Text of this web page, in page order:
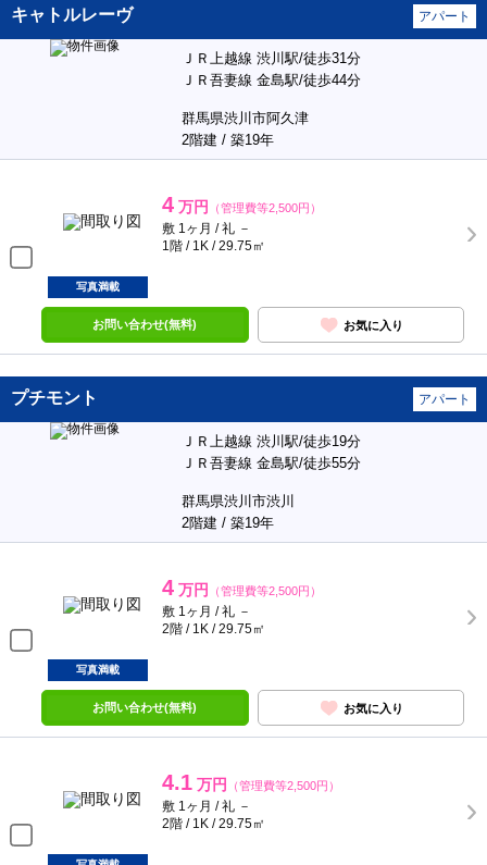
キャトルレーヴ アパート
ＪＲ上越線 渋川駅/徒歩31分
ＪＲ吾妻線 金島駅/徒歩44分
群馬県渋川市阿久津
2階建 / 築19年
4 万円 （管理費等2,500円）
敷 1ヶ月 / 礼 －
1階 / 1K / 29.75㎡
写真満載
お問い合わせ(無料) お気に入り
プチモント アパート
ＪＲ上越線 渋川駅/徒歩19分
ＪＲ吾妻線 金島駅/徒歩55分
群馬県渋川市渋川
2階建 / 築19年
4 万円 （管理費等2,500円）
敷 1ヶ月 / 礼 －
2階 / 1K / 29.75㎡
写真満載
お問い合わせ(無料) お気に入り
4.1 万円 （管理費等2,500円）
敷 1ヶ月 / 礼 －
2階 / 1K / 29.75㎡